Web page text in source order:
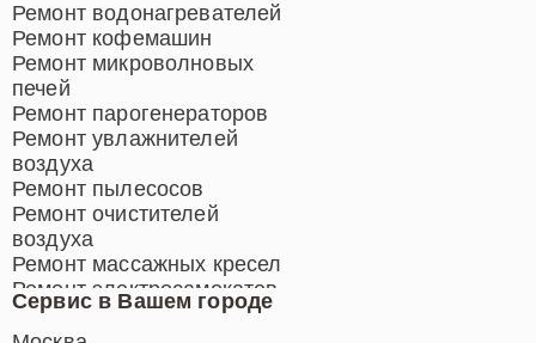
Сервис в Вашем городе
Ремонт водонагревателей
Ремонт кофемашин
Ремонт микроволновых
печей
Ремонт парогенераторов
Ремонт увлажнителей
воздуха
Ремонт пылесосов
Ремонт очистителей
воздуха
Ремонт массажных кресел
Ремонт электросамокатов
Ремонт индукционных плит